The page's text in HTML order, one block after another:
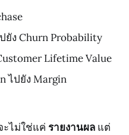
ยัง Churn Probability
Lifetime Value
ไปยัง Margin
ะไม่ใช่แค่ รายงานผล แต่